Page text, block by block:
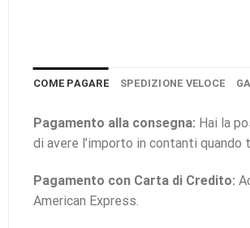
COME PAGARE SPEDIZIONE VELOCE
Pagamento alla consegna: Hai la
di avere l’importo in contanti
Pagamento con Carta di Credito:
American Express.